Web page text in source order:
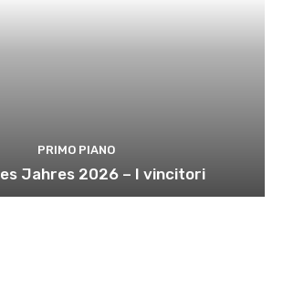
PRIMO PIANO
Jahres 2026 – I vincitori